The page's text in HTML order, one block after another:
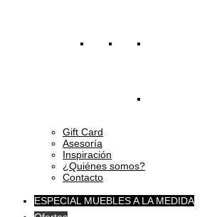
Gift Card
Asesoría
Inspiración
¿Quiénes somos?
Contacto
ESPECIAL MUEBLES A LA MEDIDA